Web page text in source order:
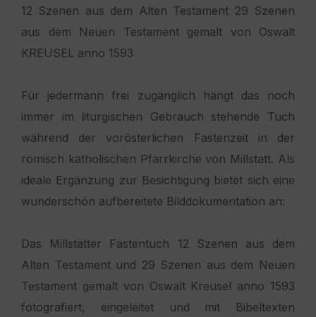
12 Szenen aus dem Alten Testament 29 Szenen
aus dem Neuen Testament gemalt von Oswalt
KREUSEL anno 1593
Für jedermann frei zugänglich hängt das noch
immer im liturgischen Gebrauch stehende Tuch
während der vorösterlichen Fastenzeit in der
römisch katholischen Pfarrkirche von Millstatt. Als
ideale Ergänzung zur Besichtigung bietet sich eine
wunderschön aufbereitete Bilddokumentation an:
Das Millstätter Fastentuch 12 Szenen aus dem
Alten Testament und 29 Szenen aus dem Neuen
Testament gemalt von Oswalt Kreusel anno 1593
fotografiert, eingeleitet und mit Bibeltexten